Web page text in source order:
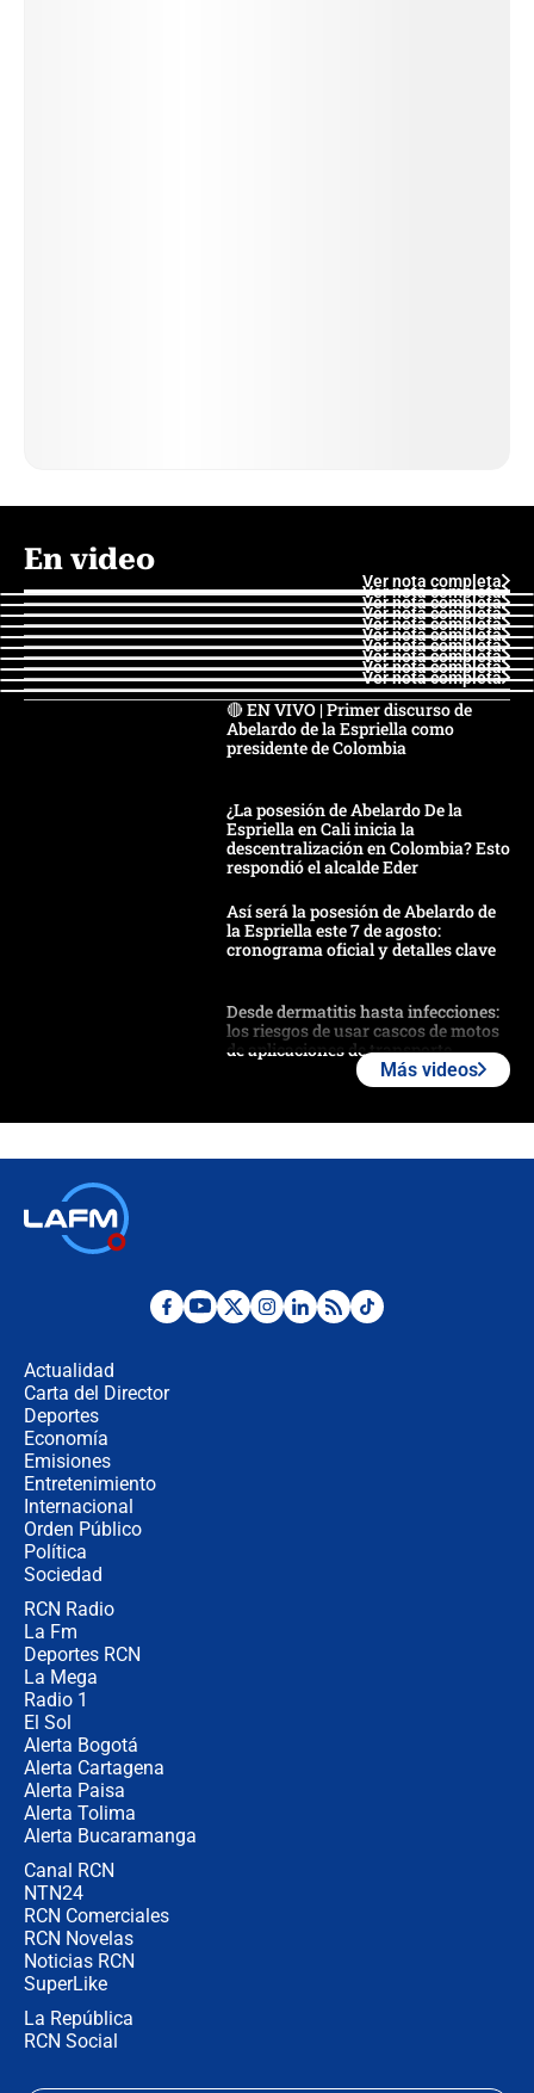
En video
Ver nota completa
Ver nota completa
Ver nota completa
Ver nota completa
Ver nota completa
Ver nota completa
Ver nota completa
Ver nota completa
Ver nota completa
Ver nota completa
🔴 EN VIVO | Primer discurso de
Abelardo de la Espriella como
presidente de Colombia
¿La posesión de Abelardo De la
Espriella en Cali inicia la
descentralización en Colombia? Esto
respondió el alcalde Eder
Así será la posesión de Abelardo de
la Espriella este 7 de agosto:
cronograma oficial y detalles clave
Desde dermatitis hasta infecciones:
los riesgos de usar cascos de motos
de aplicaciones de transporte
Posesión de Abelardo De La Espriella
Más videos
Actualidad
Carta del Director
Deportes
Economía
Emisiones
Entretenimiento
Internacional
Orden Público
Política
Sociedad
RCN Radio
La Fm
Deportes RCN
La Mega
Radio 1
El Sol
Alerta Bogotá
Alerta Cartagena
Alerta Paisa
Alerta Tolima
Alerta Bucaramanga
Canal RCN
NTN24
RCN Comerciales
RCN Novelas
Noticias RCN
SuperLike
La República
RCN Social